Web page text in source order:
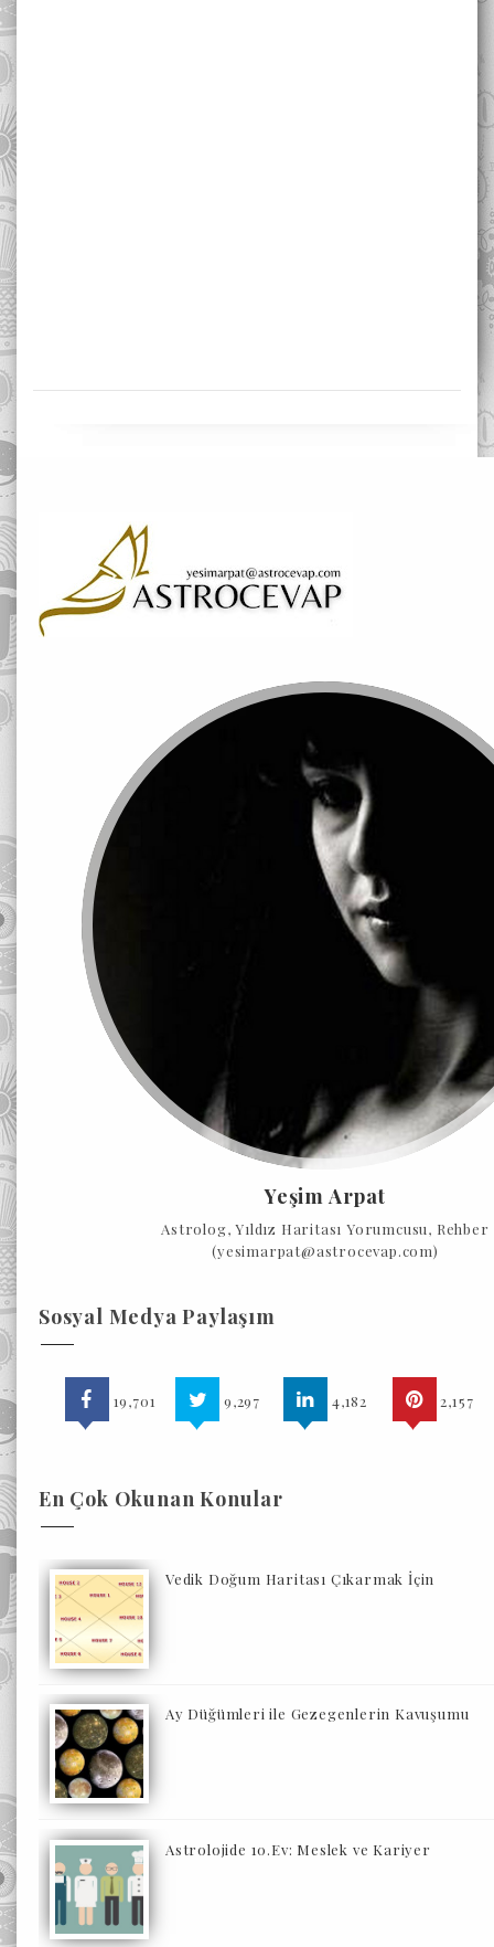
Yeşim Arpat
Astrolog, Yıldız Haritası Yorumcusu, Rehber
(yesimarpat@astrocevap.com)
Sosyal Medya Paylaşım
19,701 9,297 4,182 2,157
En Çok Okunan Konular
Vedik Doğum Haritası Çıkarmak İçin
Ay Düğümleri ile Gezegenlerin Kavuşumu
Astrolojide 10.Ev: Meslek ve Kariyer